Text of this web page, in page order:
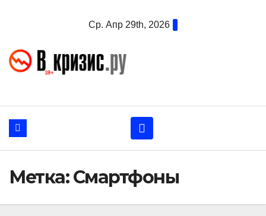
Ср. Апр 29th, 2026
Метка:Смартфоны